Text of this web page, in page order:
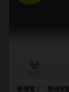
新感覚！「価値変